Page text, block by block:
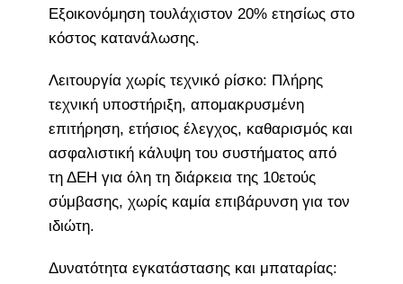
Εξοικονόμηση τουλάχιστον 20% ετησίως στο
κόστος κατανάλωσης.
Λειτουργία χωρίς τεχνικό ρίσκο: Πλήρης
τεχνική υποστήριξη, απομακρυσμένη
επιτήρηση, ετήσιος έλεγχος, καθαρισμός και
ασφαλιστική κάλυψη του συστήματος από
τη ΔΕΗ για όλη τη διάρκεια της 10ετούς
σύμβασης, χωρίς καμία επιβάρυνση για τον
ιδιώτη.
Δυνατότητα εγκατάστασης και μπαταρίας: